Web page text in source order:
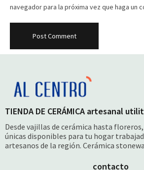
navegador para la próxima vez que haga un
TIENDA DE CERÁMICA artesanal
Desde vajillas de cerámica hasta
únicas disponibles para tu hogar
artesanos de la región. Cerámica
contacto